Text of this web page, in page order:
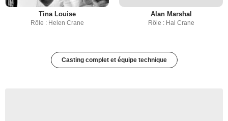
Tina Louise
Rôle : Helen Crane
Alan Marshal
Rôle : Hal Crane
Casting complet et équipe technique